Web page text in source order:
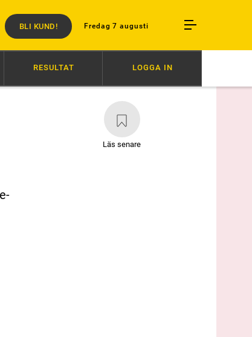
Fredag 7 augusti
BLI KUND!
”VI BÄR ETT PROFESSIONELLT ANSVAR” 17:00
RESULTAT LOGGA IN
Läs senare